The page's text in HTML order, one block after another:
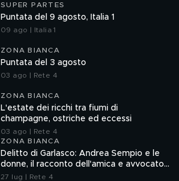
SUPER PARTES
Puntata del 9 agosto, Italia 1
09 ago | Italia 1
ZONA BIANCA
Puntata del 3 agosto
03 ago | Rete 4
ZONA BIANCA
L'estate dei ricchi tra fiumi di
champagne, ostriche ed eccessi
03 ago | Rete 4
ZONA BIANCA
Delitto di Garlasco: Andrea Sempio e le
donne, il racconto dell'amica e avvocato
Angela Taccia
27 lug | Rete 4